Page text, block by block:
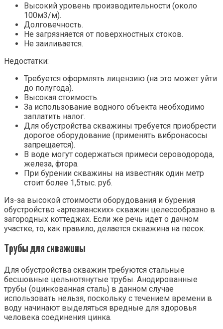
Высокий уровень производительности (около
100м3/м).
Долговечность.
Не загрязняется от поверхностных стоков.
Не заиливается.
Недостатки:
Требуется оформлять лицензию (на это может уйти
до полугода).
Высокая стоимость.
За использование водного объекта необходимо
заплатить налог.
Для обустройства скважины требуется приобрести
дорогое оборудование (применять вибронасосы
запрещается).
В воде могут содержаться примеси сероводорода,
железа, фтора.
При бурении скважины на известняк один метр
стоит более 1,5тыс. руб.
Из-за высокой стоимости оборудования и бурения
обустройство «артезианских» скважин целесообразно в
загородных коттеджах. Если же речь идет о дачном
участке, то, как правило, делается скважина на песок.
Трубы для скважины
Для обустройства скважин требуются стальные
бесшовные цельнотянутые трубы. Анодированные
трубы (оцинкованная сталь) в данном случае
использовать нельзя, поскольку с течением времени в
воду начинают выделяться вредные для здоровья
человека соединения цинка.